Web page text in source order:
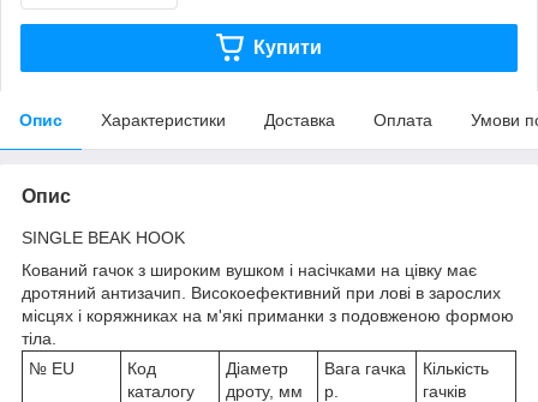
Купити
Опис Характеристики Доставка Оплата Умови
Опис
SINGLE BEAK HOOK
Кований гачок з широким вушком і насічками на цівку має
дротяний антизачип. Високоефективний при лові в зарослих
місцях і коряжниках на м'які приманки з подовженою формою
тіла.
№ EU
Код
каталогу
Діаметр
дроту, мм
Вага гачка
р.
Кількість
гачків